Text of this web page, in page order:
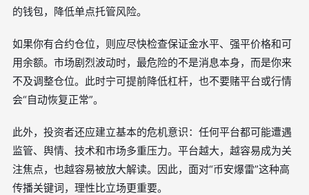
的钱包，降低单点托管风险。
如果你有合约仓位，则应尽快检查保证金水平、强平价格和可
用余额。市场剧烈波动时，最危险的不是消息本身，而是你来
不及调整仓位。此时宁可提前降低杠杆，也不要赌平台或行情
会“自动恢复正常”。
此外，投资者还应建立基本的危机意识：任何平台都可能遭遇
监管、舆情、技术和市场多重压力。平台越大，越容易成为关
注焦点，也越容易被放大解读。因此，面对“币安爆雷”这种高
传播关键词，理性比立场更重要。